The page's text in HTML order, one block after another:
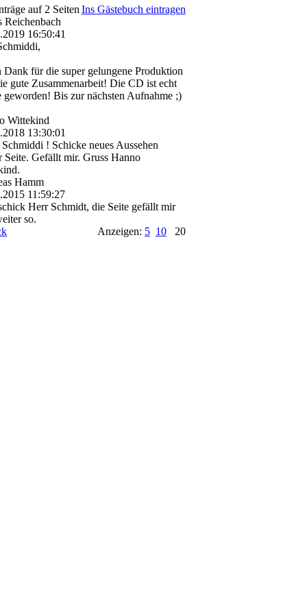
auf 2 Seiten Ins Gästebuch eintragen
Reichenbach
16:50:41
Dank für die super gelungene Produktion
gute Zusammenarbeit! Die CD ist echt
geworden! Bis zur nächsten Aufnahme ;)
Wittekind
13:30:01
! Schicke neues Aussehen
Seite. Gefällt mir. Gruss Hanno
Hamm
11:59:27
Herr Schmidt, die Seite gefällt mir
so.
Anzeigen: 5 1020